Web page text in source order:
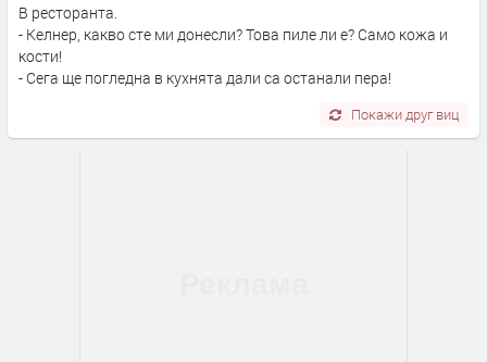
В ресторанта.
- Келнер, какво сте ми донесли? Това пиле ли е? Само кожа и
кости!
- Сега ще погледна в кухнята дали са останали пера!
Покажи друг виц